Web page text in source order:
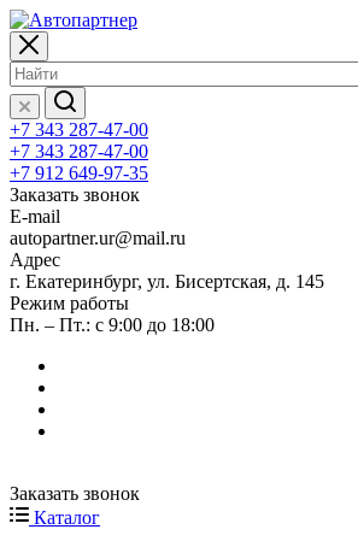
+7 343 287-47-00
+7 343 287-47-00
+7 912 649-97-35
Заказать звонок
E-mail
autopartner.ur@mail.ru
Адрес
г. Екатеринбург, ул. Бисертская, д. 145
Режим работы
Пн. – Пт.: с 9:00 до 18:00
Заказать звонок
Каталог